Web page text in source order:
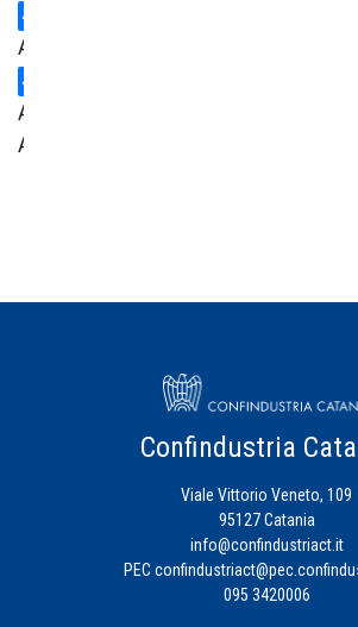
Ambiente
Area
Amministrativa
Credito
Confindustria
Viale Vittorio Veneto, 109
95127 Catania
info@confindustriact.it
PEC
095 3420006